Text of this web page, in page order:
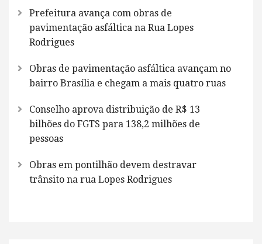
Prefeitura avança com obras de
pavimentação asfáltica na Rua Lopes
Rodrigues
Obras de pavimentação asfáltica avançam no
bairro Brasília e chegam a mais quatro ruas
Conselho aprova distribuição de R$ 13
bilhões do FGTS para 138,2 milhões de
pessoas
Obras em pontilhão devem destravar
trânsito na rua Lopes Rodrigues